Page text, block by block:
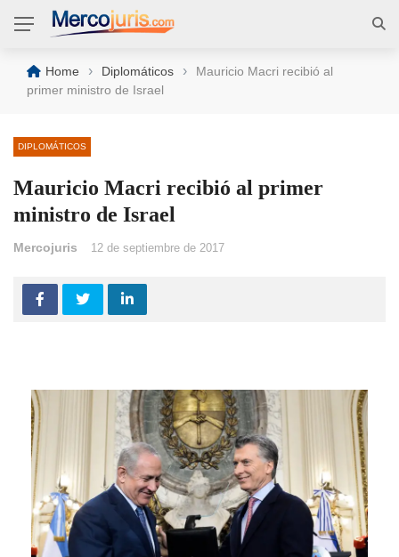
Home › Diplomáticos ›
Mauricio Macri recibió al
primer ministro de Israel
DIPLOMÁTICOS
Mauricio Macri recibió al primer
ministro de Israel
Mercojuris 12 de septiembre de 2017